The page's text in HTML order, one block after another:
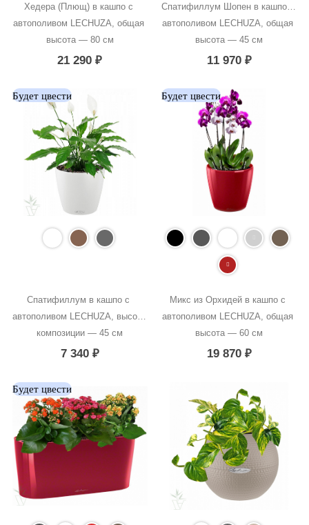
Хедера (Плющ) в кашпо с
автополивом LECHUZA, общая
высота — 80 см
21 290₽
Спатифиллум Шопен в кашпо с
автополивом LECHUZA, общая
высота — 45 см
11 970 ₽
Будет цвести
Спатифиллум в кашпо с
автополивом LECHUZA, высота
композиции — 45 см
7 340 ₽
Будет цвести
Микс из Орхидей в кашпо с
автополивом LECHUZA, общая
высота — 60 см
19 870 ₽
Будет цвести